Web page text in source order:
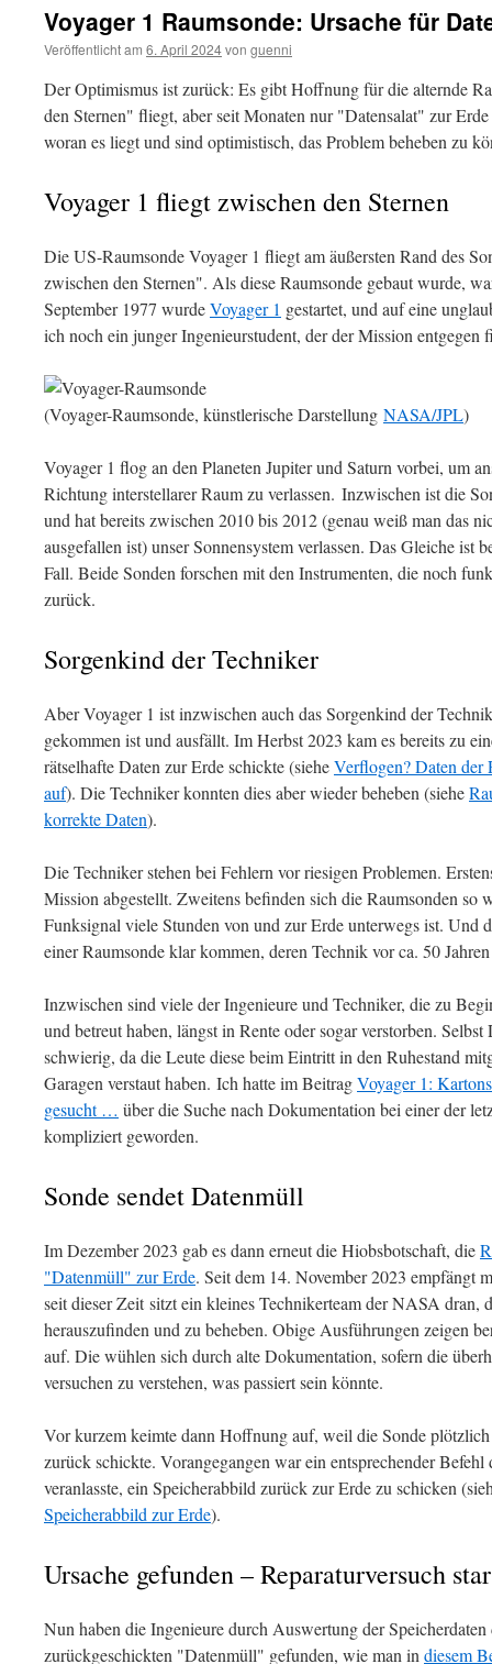
Voyager 1 Raumsonde: Ursache für
Veröffentlicht am 6. April 2024von guenni
Der Optimismus ist zurück: Es gibt Hoffnung für die alternde
den Sternen" fliegt, aber seit Monaten nur "Datensalat" zur
woran es liegt und sind optimistisch, das Problem beheben zu
Voyager 1 fliegt zwischen den Sternen
Die US-Raumsonde Voyager 1 fliegt am äußersten Rand des
zwischen den Sternen". Als diese Raumsonde gebaut wurde,
September 1977 wurdeVoyager 1 gestartet, und auf eine
ich noch ein junger Ingenieurstudent, der der Mission entgegen
(Voyager-Raumsonde, künstlerische Darstellung NASA/JPL)
Voyager 1 flog an den Planeten Jupiter und Saturn vorbei, um
Richtung interstellarer Raum zu verlassen. Inzwischen ist die
und hat bereits zwischen 2010 bis 2012 (genau weiß man das
ausgefallen ist) unser Sonnensystem verlassen. Das Gleiche ist
Fall. Beide Sonden forschen mit den Instrumenten, die noch
zurück.
Sorgenkind der Techniker
Aber Voyager 1 ist inzwischen auch das Sorgenkind der
gekommen ist und ausfällt. Im Herbst 2023 kam es bereits zu
rätselhafte Daten zur Erde schickte (sieheVerflogen? Daten der
auf). Die Techniker konnten dies aber wieder beheben (siehe
korrekte Daten).
Die Techniker stehen bei Fehlern vor riesigen Problemen.
Mission abgestellt. Zweitens befinden sich die Raumsonden so
Funksignal viele Stunden von und zur Erde unterwegs ist. Und
einer Raumsonde klar kommen, deren Technik vor ca. 50
Inzwischen sind viele der Ingenieure und Techniker, die zu
und betreut haben, längst in Rente oder sogar verstorben.
schwierig, da die Leute diese beim Eintritt in den Ruhestand
Garagen verstaut haben. Ich hatte im BeitragVoyager 1:
gesucht … über die Suche nach Dokumentation bei einer der
kompliziert geworden.
Sonde sendet Datenmüll
Im Dezember 2023 gab es dann erneut die Hiobsbotschaft, die
"Datenmüll" zur Erde. Seit dem 14. November 2023 empfängt
seit dieser Zeit sitzt ein kleines Technikerteam der NASA dran,
herauszufinden und zu beheben. Obige Ausführungen zeigen
auf. Die wühlen sich durch alte Dokumentation, sofern die
versuchen zu verstehen, was passiert sein könnte.
Vor kurzem keimte dann Hoffnung auf, weil die Sonde
zurück schickte. Vorangegangen war ein entsprechender
veranlasste, ein Speicherabbild zurück zur Erde zu schicken
Speicherabbild zur Erde).
Ursache gefunden – Reparaturversuch
Nun haben die Ingenieure durch Auswertung der
zurückgeschickten "Datenmüll" gefunden, wie man in diesem